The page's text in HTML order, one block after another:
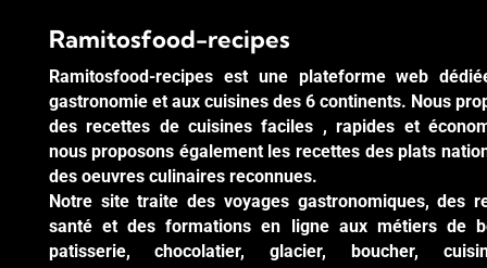
Ramitosfood-recipes
Ramitosfood-recipes est une plateforme web
gastronomie et aux cuisines des 6 continents. Nous
des recettes de cuisines faciles , rapides et
nous proposons également les recettes des plats
des oeuvres culinaires reconnues.
Notre site traite des voyages gastronomiques, des
santé et des formations en ligne aux métiers de
patisserie, chocolatier, glacier, boucher,